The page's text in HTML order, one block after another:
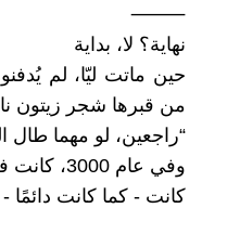
⸻
نهاية؟ لا، بداية
حين ماتت ليّا، لم
من قبرها شجر زيتون
“راجعين، لو مهما طال
وفي عام 3000، كانت فلسطين لا تزال ترفض أن تكون مجرّد ذكرى.
كانت - كما كانت دائمًا